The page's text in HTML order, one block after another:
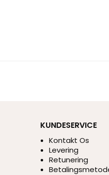
KUNDESERVICE
Kontakt Os
Levering
Retunering